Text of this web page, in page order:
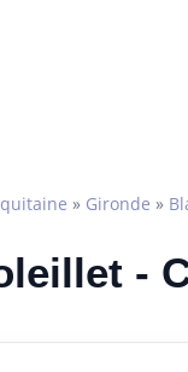
» Gironde »
-